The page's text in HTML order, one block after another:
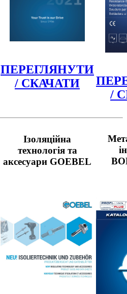
ПЕРЕГЛЯНУТИ
/ СКАЧАТИ
/
Ізоляційна
технологія та
аксесуари GOEBEL